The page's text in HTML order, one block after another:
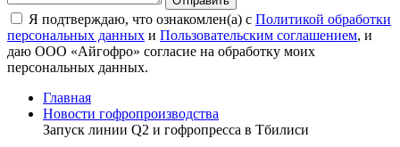
Я подтверждаю, что ознакомлен(а) с Политикой обработки
персональных данных и Пользовательским соглашением, и
даю ООО «Айгофро» согласие на обработку моих
персональных данных.
Главная
Новости гофропроизводства
Запуск линии Q2 и гофропресса в Тбилиси